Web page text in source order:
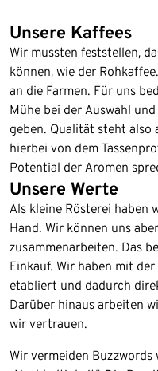
Unsere Kaffees
Wir mussten feststellen,
können, wie der
an die Farmen. Für uns
Mühe bei der Auswahl
geben. Qualität steht also
hierbei von dem
Potential der Aromen
Unsere Werte
Als kleine Rösterei haben
Hand. Wir können uns
zusammenarbeiten. Das
Einkauf. Wir haben mit
etabliert und dadurch
Darüber hinaus arbeiten
wir vertrauen.
Wir vermeiden Buzzwords